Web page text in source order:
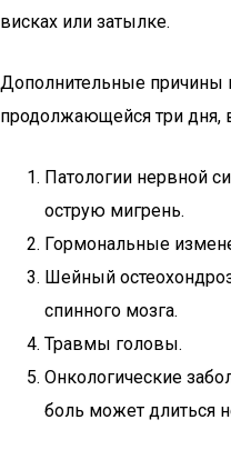
висках или затылке.
Дополнительные причины
продолжающейся три дня,
Патологии нервной
острую мигрень.
Гормональные
Шейный
спинного мозга.
Травмы головы.
Онкологические
боль может длиться